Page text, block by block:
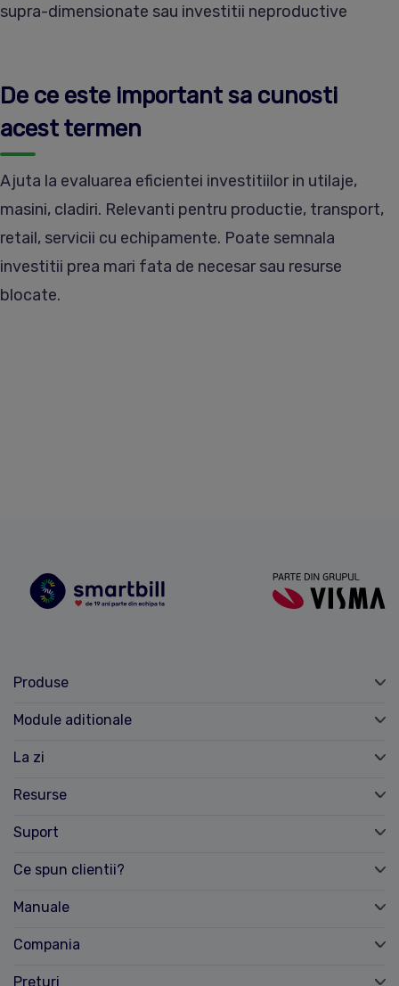
supra-dimensionate sau investitii neproductive
De ce este important sa cunosti
acest termen
Ajuta la evaluarea eficientei investitiilor in utilaje,
masini, cladiri. Relevanti pentru productie, transport,
retail, servicii cu echipamente. Poate semnala
investitii prea mari fata de necesar sau resurse
blocate.
Produse
Module aditionale
La zi
Resurse
Suport
Ce spun clientii?
Manuale
Compania
Preturi